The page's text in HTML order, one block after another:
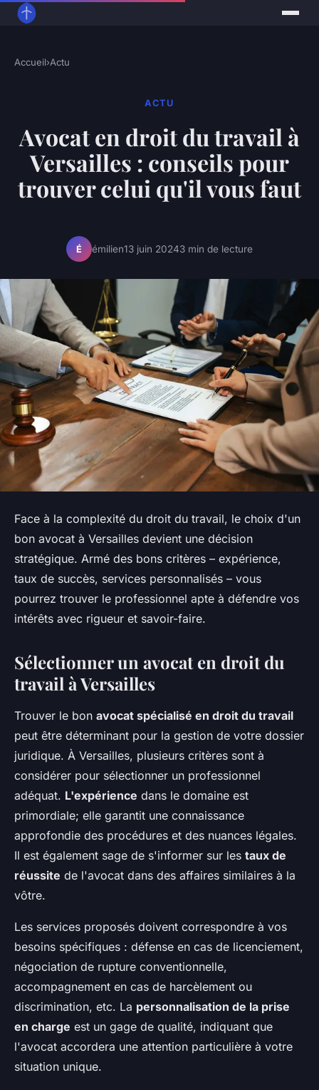
Accueil›Actu
ACTU
Avocat en droit du travail à
Versailles : conseils pour
trouver celui qu'il vous faut
É émilien13 juin 20243 min de lecture
Face à la complexité du droit du travail, le choix d'un
bon avocat à Versailles devient une décision
stratégique. Armé des bons critères – expérience,
taux de succès, services personnalisés – vous
pourrez trouver le professionnel apte à défendre vos
intérêts avec rigueur et savoir-faire.
Sélectionner un avocat en droit du
travail à Versailles
Trouver le bon avocat spécialisé en droit du travail
peut être déterminant pour la gestion de votre dossier
juridique. À Versailles, plusieurs critères sont à
considérer pour sélectionner un professionnel
adéquat. L'expérience dans le domaine est
primordiale; elle garantit une connaissance
approfondie des procédures et des nuances légales.
Il est également sage de s'informer sur les taux de
réussite de l'avocat dans des affaires similaires à la
vôtre.
Les services proposés doivent correspondre à vos
besoins spécifiques : défense en cas de licenciement,
négociation de rupture conventionnelle,
accompagnement en cas de harcèlement ou
discrimination, etc. La personnalisation de la prise
en charge est un gage de qualité, indiquant que
l'avocat accordera une attention particulière à votre
situation unique.